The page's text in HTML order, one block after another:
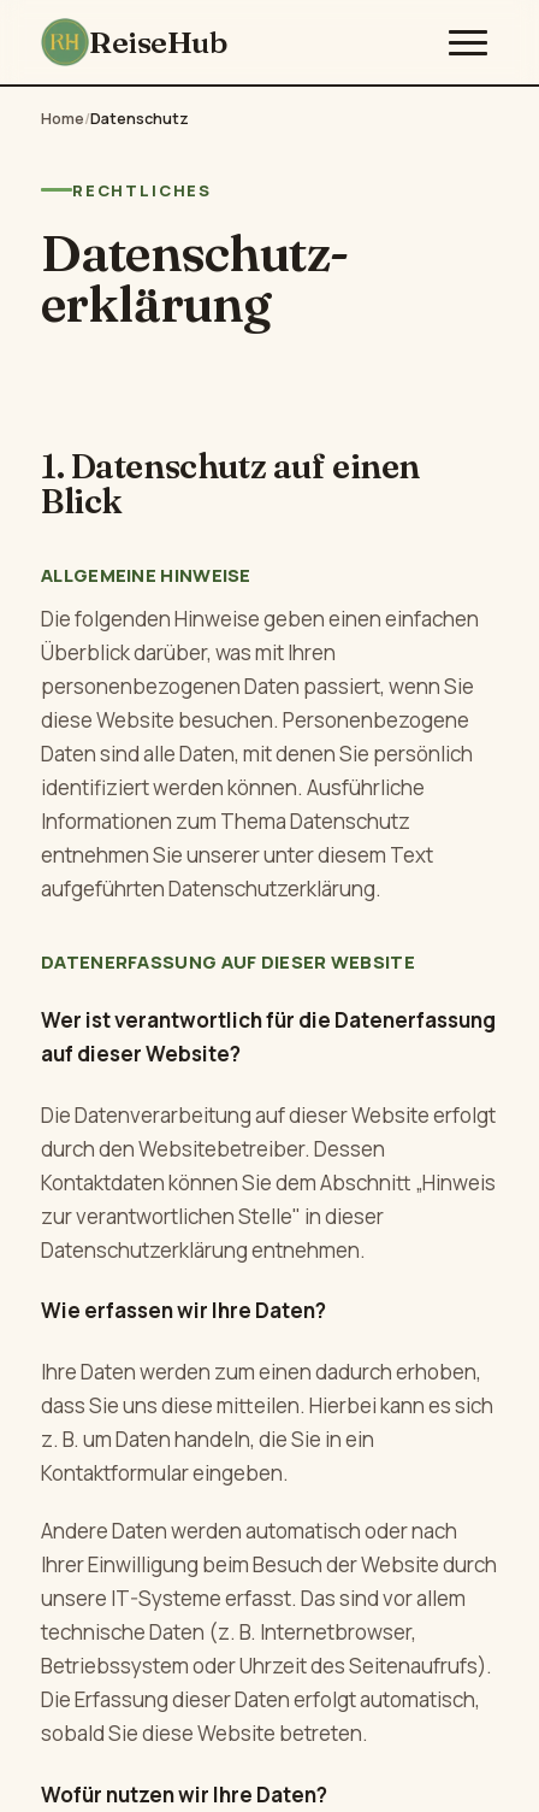
ReiseHub
Home/Datenschutz
RECHTLICHES
Datenschutz­
erklärung
1. Datenschutz auf einen
Blick
ALLGEMEINE HINWEISE
Die folgenden Hinweise geben einen einfachen
Überblick darüber, was mit Ihren
personenbezogenen Daten passiert, wenn Sie
diese Website besuchen. Personenbezogene
Daten sind alle Daten, mit denen Sie persönlich
identifiziert werden können. Ausführliche
Informationen zum Thema Datenschutz
entnehmen Sie unserer unter diesem Text
aufgeführten Datenschutzerklärung.
DATENERFASSUNG AUF DIESER WEBSITE
Wer ist verantwortlich für die Datenerfassung
auf dieser Website?
Die Datenverarbeitung auf dieser Website erfolgt
durch den Websitebetreiber. Dessen
Kontaktdaten können Sie dem Abschnitt „Hinweis
zur verantwortlichen Stelle" in dieser
Datenschutzerklärung entnehmen.
Wie erfassen wir Ihre Daten?
Ihre Daten werden zum einen dadurch erhoben,
dass Sie uns diese mitteilen. Hierbei kann es sich
z. B. um Daten handeln, die Sie in ein
Kontaktformular eingeben.
Andere Daten werden automatisch oder nach
Ihrer Einwilligung beim Besuch der Website durch
unsere IT-Systeme erfasst. Das sind vor allem
technische Daten (z. B. Internetbrowser,
Betriebssystem oder Uhrzeit des Seitenaufrufs).
Die Erfassung dieser Daten erfolgt automatisch,
sobald Sie diese Website betreten.
Wofür nutzen wir Ihre Daten?